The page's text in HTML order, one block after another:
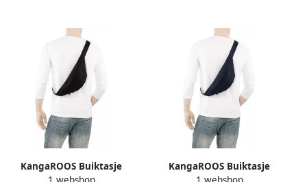
KangaROOS Buiktasje
KangaROOS Buiktasje